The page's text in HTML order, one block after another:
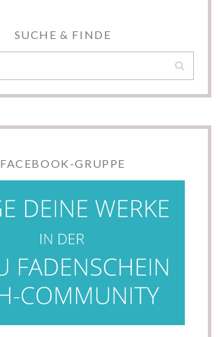
SUCHE & FINDE
FACEBOOK-GRUPPE